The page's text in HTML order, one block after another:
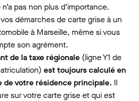
pas non plus d’importance.
démarches de carte grise à un
à Marseille, même si vous
son agrément.
de la taxe régionale (ligne Y1 de
est toujours calculé en
de votre résidence principale. Il
sur votre carte grise et qui est